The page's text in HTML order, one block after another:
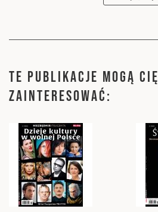
TE PUBLIKACJE MOGĄ CIĘ
ZAINTERESOWAĆ: